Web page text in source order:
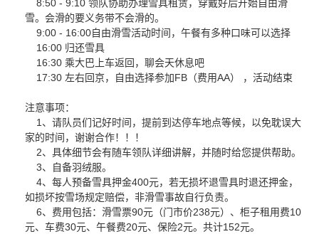
8:50 - 9:10 领队协助办理雪具租赁，穿戴好后开始自由滑
雪。会滑的要义务带不会滑的。
9:00 - 16:00自由滑雪活动时间，午餐有多种口味可以选择
16:00 归还雪具
16:30 乘大巴上车返回，聊会天休息吧
17:30 左右回京，自由选择参加FB（费用AA） ，活动结束
注意事项：
1、请队员们记好时间，提前到达停车地点等候，以免耽误大
家的时间，谢谢合作！！！
2、具体细节会有随车领队详细讲解，并随时给您提供帮助。
3、自备羽绒服。
4、每人预备雪具押金400元，若无损坏退雪具时退还押金，
如损坏按雪场规定赔偿，非滑雪事故自行负责。
6、费用包括：滑雪票90元（门市价238元）、柜子租用费10
元、车费30元、午餐费20元、保险2元。共计152元。